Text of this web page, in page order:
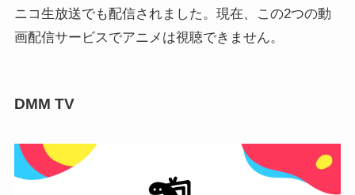
ニコ生放送でも配信されました。現在、この2つの動
画配信サービスでアニメは視聴できません。
DMM TV